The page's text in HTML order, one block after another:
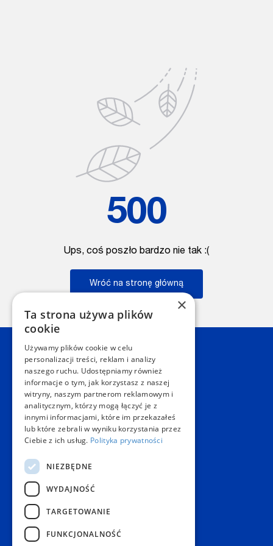
500
Ups, coś poszło bardzo nie tak :(
Wróć na stronę główną
Kontakt
Dział Obsługi Klienta Warszawa
Czynne: NON-STOP
Telefon:+48 22 628 62 52
E-mail: kontakt@copygeneral.pl
Punkty
Aleje Jerozolimskie 93
02-001 Warszawa
Czynne:
Pon. - Sob.: 08:00 - 20:00
Niedz.: nieczynne
Popularne produkty
×
Ta strona używa plików
cookie
Używamy plików cookie w celu
personalizacji treści, reklam i analizy
naszego ruchu. Udostępniamy również
informacje o tym, jak korzystasz z naszej
witryny, naszym partnerom reklamowym i
analitycznym, którzy mogą łączyć je z
innymi informacjami, które im przekazałeś
lub które zebrali w wyniku korzystania przez
Ciebie z ich usług. Polityka prywatności
NIEZBĘDNE
WYDAJNOŚĆ
TARGETOWANIE
FUNKCJONALNOŚĆ